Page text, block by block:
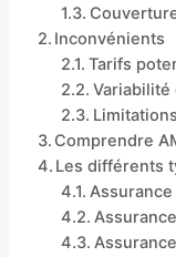
Inconvénients
Tarifs
Variabilité
Comprendre
Les différents